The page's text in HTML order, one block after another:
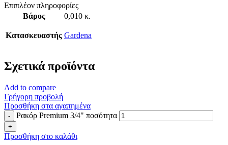
Επιπλέον πληροφορίες
Βάρος
0,010 κ.
Κατασκευαστής Gardena
Σχετικά προϊόντα
Add to compare
Γρήγορη προβολή
Προσθήκη στα αγαπημένα
Ρακόρ Premium 3/4" ποσότητα
Προσθήκη στο καλάθι